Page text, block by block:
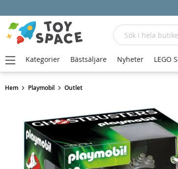
Hem Playmobil Outlet
Sök
Kategorier Bästsäljare Nyheter LEGO